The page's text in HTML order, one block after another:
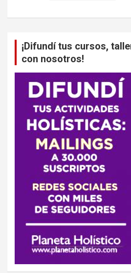
¡Difundí tus cursos,
con nosotros!